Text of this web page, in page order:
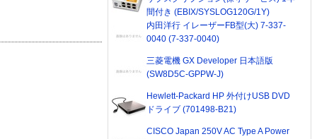
間付き (EBIX/SYSLOG120G/1Y)
内田洋行 イレーザーFB型(大) 7-337-
0040 (7-337-0040)
三菱電機 GX Developer 日本語版
(SW8D5C-GPPW-J)
Hewlett-Packard HP 外付けUSB DVD
ドライブ (701498-B21)
CISCO Japan 250V AC Type A Power